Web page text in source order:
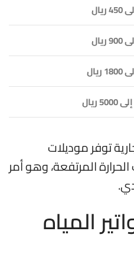
توفر موديلات
المرتفعة، وهو أمر
المياه